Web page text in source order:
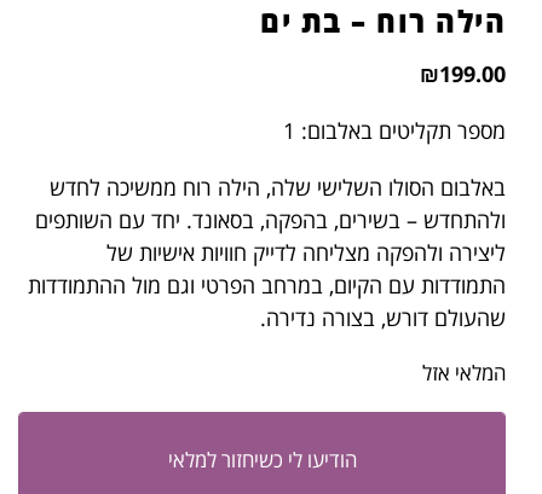
הילה רוח – בת ים
₪199.00
מספר תקליטים באלבום: 1
באלבום הסולו השלישי שלה, הילה רוח ממשיכה לחדש
ולהתחדש – בשירים, בהפקה, בסאונד. יחד עם השותפים
ליצירה ולהפקה מצליחה לדייק חוויות אישיות של
התמודדות עם הקיום, במרחב הפרטי וגם מול ההתמודדות
שהעולם דורש, בצורה נדירה.
המלאי אזל
הודיעו לי כשיחזור למלאי